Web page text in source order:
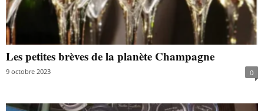
Les petites brèves de la planète Champagne
9 octobre 2023 0